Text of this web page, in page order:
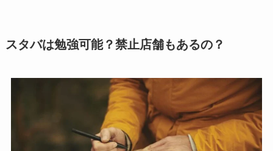
スタバは勉強可能？禁止店舗もあるの？